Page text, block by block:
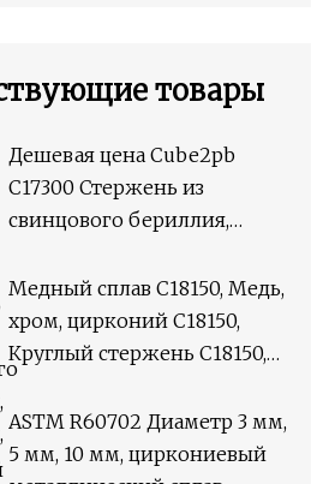
товары
Дешевая цена Cube2pb
C17300 Стержень из
свинцового бериллия,
медного сплава M25,
круглый стержень
Медный сплав C18150, Медь,
хром, цирконий C18150,
Круглый стержень C18150,
ASTM R60702 Диаметр 3 мм,
5 мм, 10 мм, циркониевый